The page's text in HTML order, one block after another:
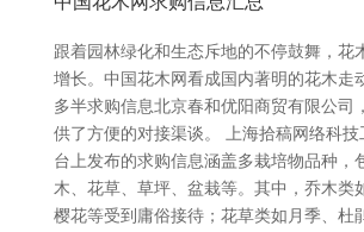
跟着园林绿化和生态斥地的不停鼓舞，花
增长。中国花木网看成国内著明的花木走
多半求购信息北京春和优阳商贸有限公司
供了方便的对接渠谈。 上海拾稿网络科
台上发布的求购信息涵盖多栽培物品种，
木、花草、草坪、盆栽等。其中，乔木类
樱花等受到庸俗接待；花草类如月季、杜